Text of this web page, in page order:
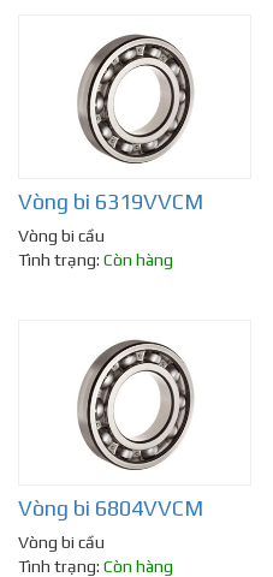
Vòng bi 6319VVCM
Vòng bi cầu
Tình trạng: Còn hàng
Vòng bi 6804VVCM
Vòng bi cầu
Tình trạng: Còn hàng